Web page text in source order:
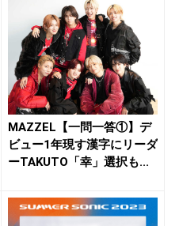
MAZZEL【一問一答①】デ
ビュー1年現す漢字にリーダ
ーTAKUTO「幸」選択も...